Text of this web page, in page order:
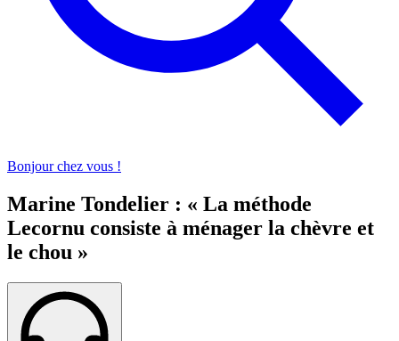
Bonjour chez vous !
Marine Tondelier : « La méthode
Lecornu consiste à ménager la chèvre et
le chou »